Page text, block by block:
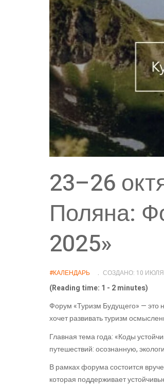
23–26
Поляна:
2025»
#КАЛЕНДАРЬ СОЗДАНО: 10 ИЮЛЯ
(Reading time: 1 - 2 minutes)
Форум «Туризм Будущего» — это
хочет развивать туризм
Главная тема года: «Коды
путешествий: осознанную,
В рамках форума состоится
которая поддерживает